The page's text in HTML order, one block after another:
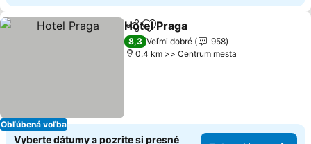
Obľúbená voľba
ZdieľaťPridať do obľúbených
Hotel Praga
8,3 Veľmi dobré
958
0.4 km >> Centrum mesta
Vyberte dátumy a pozrite si presné